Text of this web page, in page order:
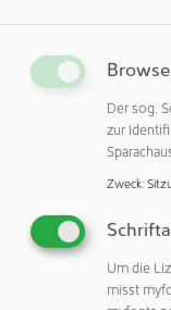
LED sowie High
am Endpunkt
Das ist dann der
den sogenannten
Weise
teil-
stabilisiert die
die wirtschaftliche
Der sog.
zur
Zweck:
Um die
misst